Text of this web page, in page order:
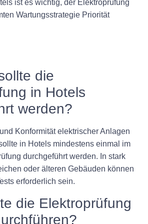
ist es wichtig, der Elektroprüfung
Wartungsstrategie Priorität
die
in Hotels
werden?
Konformität elektrischer Anlagen
in Hotels mindestens einmal im
durchgeführt werden. In stark
oder älteren Gebäuden können
erforderlich sein.
die Elektroprüfung